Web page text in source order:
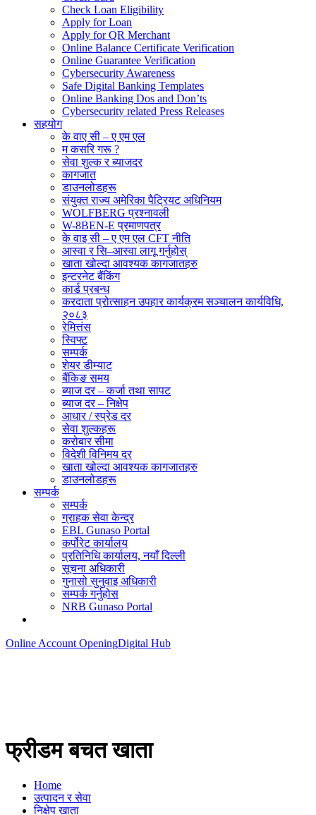
Check Loan Eligibility
Apply for Loan
Apply for QR Merchant
Online Balance Certificate Verification
Online Guarantee Verification
Cybersecurity Awareness
Safe Digital Banking Templates
Online Banking Dos and Don’ts
Cybersecurity related Press Releases
सहयोग
के वाए सी – ए एम एल
म कसरि गरू ?
सेवा शुल्क र ब्याजदर
कागजात
डाउनलोडहरू
संयुक्त राज्य अमेरिका पैट्रियट अधिनियम
WOLFBERG प्रश्नावली
W-8BEN-E प्रमाणपत्र
के वाइ सी – ए एम एल CFT नीति
आस्वा र सि–आस्वा लागू गर्नुहोस्
खाता खोल्दा आवश्यक कागजातहरु
इन्टरनेट बैंकिंग
कार्ड प्रबन्ध
करदाता प्रोत्साहन उपहार कार्यक्रम सञ्चालन कार्यविधि,
२०८३
रेमित्तंस
स्विफ्ट
सम्पर्क
शेयर डीम्याट
बैंकिङ समय
ब्याज दर – कर्जा तथा सापट
ब्याज दर – निक्षेप
आधार / स्प्रेड दर
सेवा शुल्कहरू
करोबार सीमा
विदेशी विनिमय दर
खाता खोल्दा आवश्यक कागजातहरु
डाउनलोडहरू
सम्पर्क
सम्पर्क
ग्राहक सेवा केन्द्र
EBL Gunaso Portal
कर्पोरेट कार्यालय
प्रतिनिधि कार्यालय, नयाँ दिल्ली
सूचना अधिकारी
गुनासो सुनुवाइ अधिकारी
सम्पर्क गर्नुहोस
NRB Gunaso Portal
Online Account OpeningDigital Hub
फ्रीडम बचत खाता
Home
उत्पादन र सेवा
निक्षेप खाता